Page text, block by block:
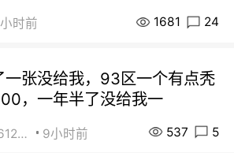
时前 1681 24
一张没给我，93区一个有点秃
，一年半了没给我一
街友42612092 9小时前 537 5